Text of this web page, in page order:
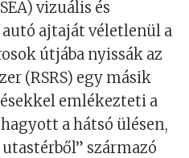
vizuális és
ajtaját véletlenül a
útjába nyissák az
(RSRS) egy másik
emlékezteti a
a hátsó ülésen,
származó